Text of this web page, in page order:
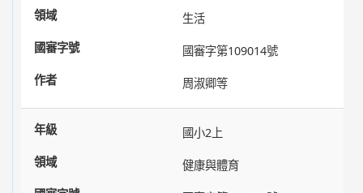
生活
國審字第109014號
周淑卿等
國小2上
健康與體育